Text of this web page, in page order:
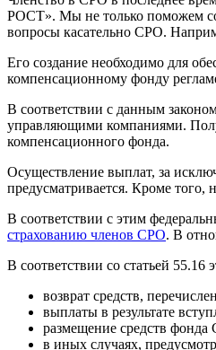
РОСТ». Мы не только поможем
вопросы касательно СРО.
Его создание необходимо для
компенсационному фонду
В соответствии с данным
управляющими компаниями.
компенсационного фонда.
Осуществление выплат, за
предусматривается. Кроме того,
В соответствии с этим
страхованию членов СРО. В
В соответствии со статьей
возврат средств,
выплаты в результате
размещение средств фонда
в иных случаях,